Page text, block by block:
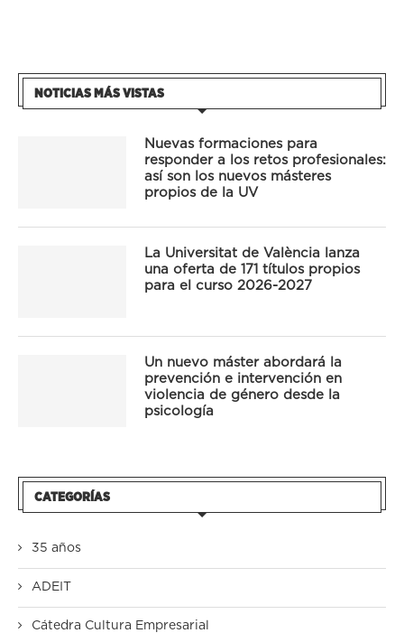
NOTICIAS MÁS VISTAS
Nuevas formaciones para
responder a los retos profesionales:
así son los nuevos másteres
propios de la UV
La Universitat de València lanza
una oferta de 171 títulos propios
para el curso 2026-2027
Un nuevo máster abordará la
prevención e intervención en
violencia de género desde la
psicología
CATEGORÍAS
35 años
ADEIT
Cátedra Cultura Empresarial